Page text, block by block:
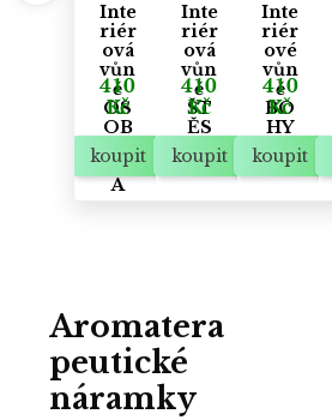
Inte
riér
ová
vůn
ě
OS
OB
SÍL
A
410
Kč
koupit
Inte
riér
ová
vůn
ě
ŠT
ĚS
410
Kč
koupit
Inte
riér
ové
vůn
ě
BO
HY
410
Kč
koupit
Aromatera
peutické
náramky